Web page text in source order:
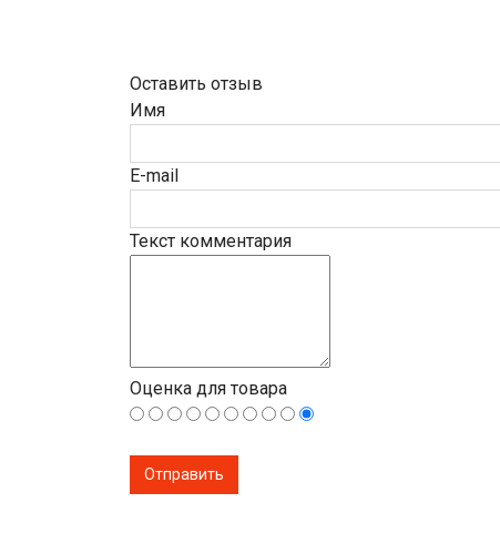
Оставить отзыв
Имя
E-mail
Текст комментария
Оценка для товара